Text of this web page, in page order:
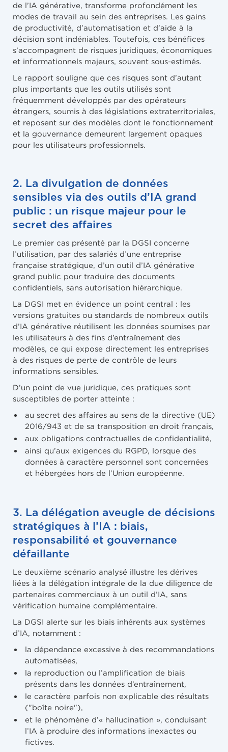
de l’IA générative, transforme profondément les
modes de travail au sein des entreprises. Les gains
de productivité, d’automatisation et d’aide à la
décision sont indéniables. Toutefois, ces bénéfices
s’accompagnent de risques juridiques, économiques
et informationnels majeurs, souvent sous-estimés.
Le rapport souligne que ces risques sont d’autant
plus importants que les outils utilisés sont
fréquemment développés par des opérateurs
étrangers, soumis à des législations extraterritoriales,
et reposent sur des modèles dont le fonctionnement
et la gouvernance demeurent largement opaques
pour les utilisateurs professionnels.
2. La divulgation de données
sensibles via des outils d’IA grand
public : un risque majeur pour le
secret des affaires
Le premier cas présenté par la DGSI concerne
l’utilisation, par des salariés d’une entreprise
française stratégique, d’un outil d’IA générative
grand public pour traduire des documents
confidentiels, sans autorisation hiérarchique.
La DGSI met en évidence un point central : les
versions gratuites ou standards de nombreux outils
d’IA générative réutilisent les données soumises par
les utilisateurs à des fins d’entraînement des
modèles, ce qui expose directement les entreprises
à des risques de perte de contrôle de leurs
informations sensibles.
D’un point de vue juridique, ces pratiques sont
susceptibles de porter atteinte :
au secret des affaires au sens de la directive (UE)
2016/943 et de sa transposition en droit français,
aux obligations contractuelles de confidentialité,
ainsi qu’aux exigences du RGPD, lorsque des
données à caractère personnel sont concernées
et hébergées hors de l’Union européenne.
3. La délégation aveugle de décisions
stratégiques à l’IA : biais,
responsabilité et gouvernance
défaillante
Le deuxième scénario analysé illustre les dérives
liées à la délégation intégrale de la due diligence de
partenaires commerciaux à un outil d’IA, sans
vérification humaine complémentaire.
La DGSI alerte sur les biais inhérents aux systèmes
d’IA, notamment :
la dépendance excessive à des recommandations
automatisées,
la reproduction ou l’amplification de biais
présents dans les données d’entraînement,
le caractère parfois non explicable des résultats
("boîte noire"),
et le phénomène d’« hallucination », conduisant
l’IA à produire des informations inexactes ou
fictives.